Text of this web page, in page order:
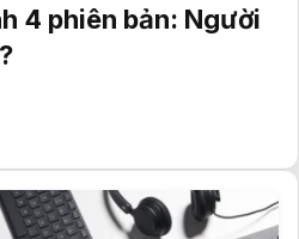
4 phiên bản: Người